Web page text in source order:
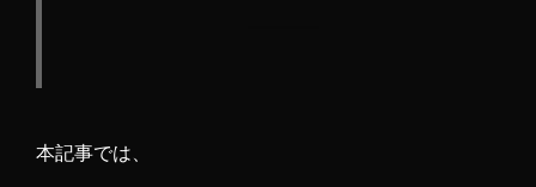
本記事では、